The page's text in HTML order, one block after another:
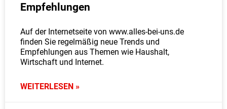
Empfehlungen
Auf der Internetseite von www.alles-bei-uns.de
finden Sie regelmäßig neue Trends und
Empfehlungen aus Themen wie Haushalt,
Wirtschaft und Internet.
WEITERLESEN »